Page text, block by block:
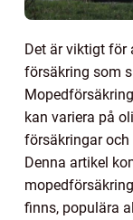
Det är viktigt för
försäkring som
kan variera på
försäkringar
Denna artikel
finns, populära